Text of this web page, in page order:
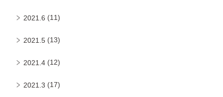
2021.6 (11)
2021.5 (13)
2021.4 (12)
2021.3 (17)